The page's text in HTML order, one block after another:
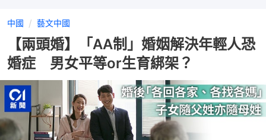
中國 藝文中國
【兩頭婚】「AA制」婚姻解決年輕人恐
婚症 男女平等or生育綁架？